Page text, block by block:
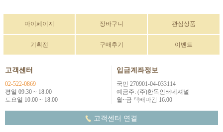
마이페이지 장바구니 관심상품
기획전 구매후기 이벤트
고객센터
02-522-0869
평일 09:30 ~ 18:00
토요일 10:00 ~ 18:00
입금계좌정보
국민 270901-04-033114
예금주: (주)한독인터네셔널
월~금 택배마감 16:00
고객센터 연결